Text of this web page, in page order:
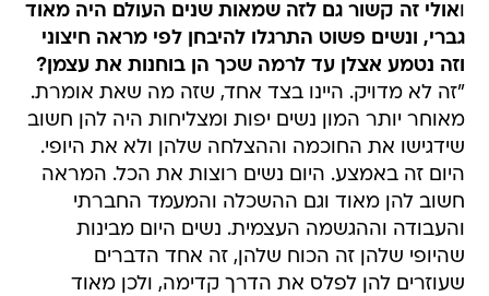
ואולי זה קשור גם לזה שמאות שנים העולם היה מאוד
גברי, ונשים פשוט התרגלו להיבחן לפי מראה חיצוני
וזה נטמע אצלן עד לרמה שכך הן בוחנות את עצמן?
"זה לא מדויק. היינו בצד אחד, שזה מה שאת אומרת.
מאוחר יותר המון נשים יפות ומצליחות היה להן חשוב
שידגישו את החוכמה וההצלחה שלהן ולא את היופי.
היום זה באמצע. היום נשים רוצות את הכל. המראה
חשוב להן מאוד וגם ההשכלה והמעמד החברתי
והעבודה וההגשמה העצמית. נשים היום מבינות
שהיופי שלהן זה הכוח שלהן, זה אחד הדברים
שעוזרים להן לפלס את הדרך קדימה, ולכן מאוד